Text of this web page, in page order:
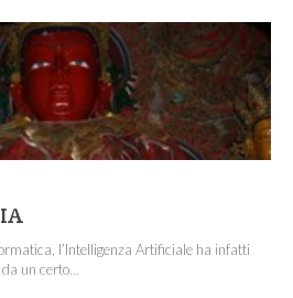
l’Intelligenza Artificiale ha infatti
un certo...